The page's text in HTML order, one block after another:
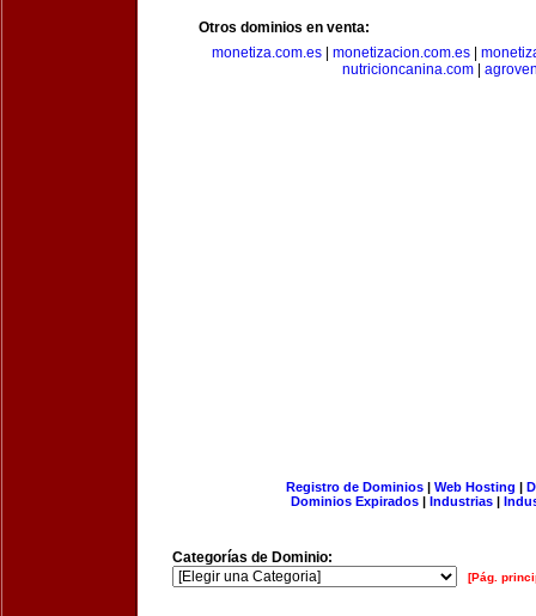
Otros dominios en venta:
monetiza.com.es| monetizacion.com.es|
nutricioncanina.com
Registro de Dominios| Web Hosting |
Dominios Expirados | Industrias |
Categorías de Dominio:
[Pág.